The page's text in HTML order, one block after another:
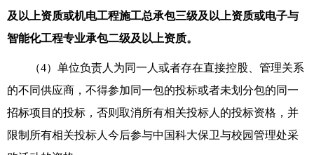
及以上资质或机电工程施工总承包三级及以上资质或电子与
智能化工程专业承包二级及以上资质。
（4） 单位负责人为同一人或者存在直接控股、管理关系
的不同供应商， 不得参加同一包的投标或者未划分包的同一
招标项目的投标， 否则取消所有相关投标人的投标资格，并
限制所有相关投标人今后参与中国科大保卫与校园管理处采